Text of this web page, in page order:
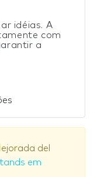
idéias. A
com
a
del
em